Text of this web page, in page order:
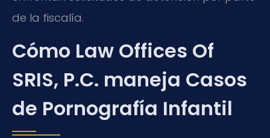
de la fiscalía.
Cómo Law Offices Of
SRIS, P.C. maneja Casos
de Pornografía Infantil